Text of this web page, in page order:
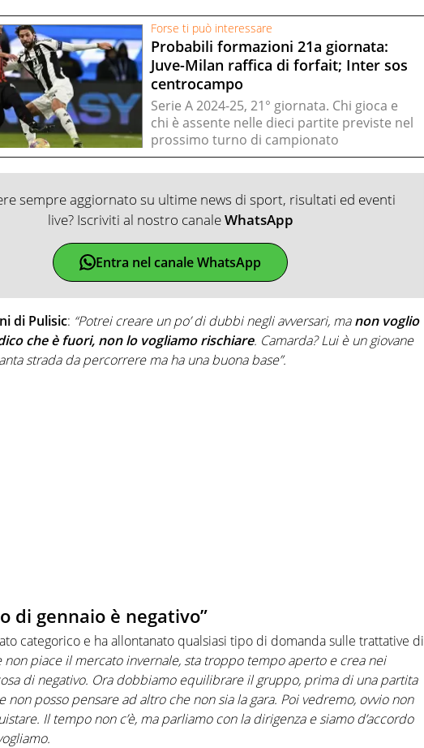
Forse ti può interessare
Probabili formazioni 21a giornata:
Juve-Milan raffica di forfait; Inter sos
centrocampo
Serie A 2024-25, 21° giornata. Chi gioca e
chi è assente nelle dieci partite previste nel
prossimo turno di campionato
sempre aggiornato su ultime news di sport, risultati ed eventi
live? Iscriviti al nostro canaleWhatsApp
Entra nel canale WhatsApp
di Pulisic: “Potrei creare un po’ di dubbi negli avversari, manon voglio
che è fuori, non lo vogliamo rischiare. Camarda? Lui è un giovane
strada da percorrere ma ha una buona base”.
di gennaio è negativo”
categorico e ha allontanato qualsiasi tipo di domanda sulle trattative di
non piace il mercato invernale, sta troppo tempo aperto e crea nei
di negativo. Ora dobbiamo equilibrare il gruppo, prima di una partita
non posso pensare ad altro che non sia la gara. Poi vedremo, ovvio non
Il tempo non c’è, ma parliamo con la dirigenza e siamo d’accordo